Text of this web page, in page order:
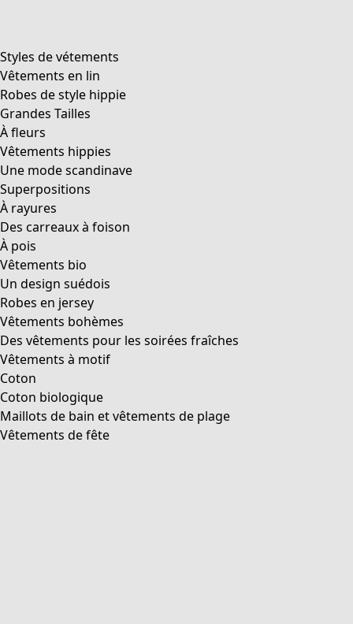
Styles de vétements
Vêtements en lin
Robes de style hippie
Grandes Tailles
À fleurs
Vêtements hippies
Une mode scandinave
Superpositions
À rayures
Des carreaux à foison
À pois
Vêtements bio
Un design suédois
Robes en jersey
Vêtements bohèmes
Des vêtements pour les soirées fraîches
Vêtements à motif
Coton
Coton biologique
Maillots de bain et vêtements de plage
Vêtements de fête